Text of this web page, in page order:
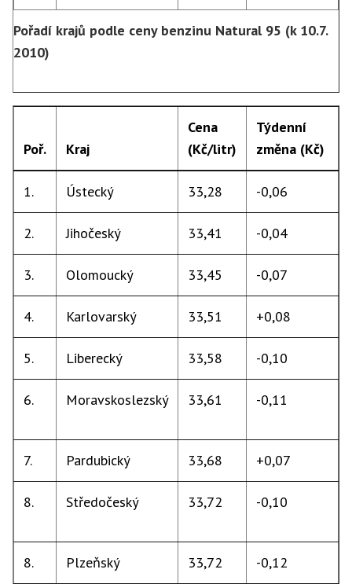
Pořadí krajů podle ceny benzinu Natural 95 (k 10.7.
2010)
Poř. Kraj
Cena
(Kč/litr)
Týdenní
změna (Kč)
1. Ústecký 33,28 -0,06
2. Jihočeský 33,41 -0,04
3. Olomoucký 33,45 -0,07
4. Karlovarský 33,51 +0,08
5. Liberecký 33,58 -0,10
6. Moravskoslezský 33,61 -0,11
7. Pardubický 33,68 +0,07
8. Středočeský 33,72 -0,10
8. Plzeňský 33,72 -0,12